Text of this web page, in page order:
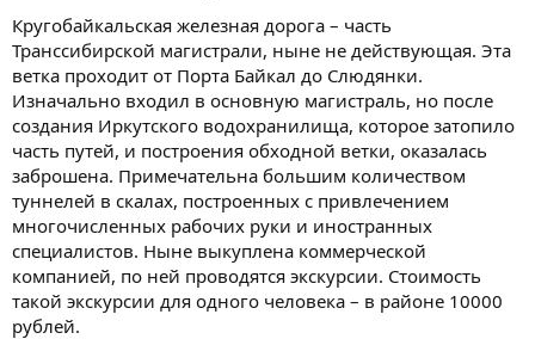
Кругобайкальская железная дорога – часть
Транссибирской магистрали, ныне не действующая. Эта
ветка проходит от Порта Байкал до Слюдянки.
Изначально входил в основную магистраль, но после
создания Иркутского водохранилища, которое затопило
часть путей, и построения обходной ветки, оказалась
заброшена. Примечательна большим количеством
туннелей в скалах, построенных с привлечением
многочисленных рабочих руки и иностранных
специалистов. Ныне выкуплена коммерческой
компанией, по ней проводятся экскурсии. Стоимость
такой экскурсии для одного человека – в районе 10000
рублей.